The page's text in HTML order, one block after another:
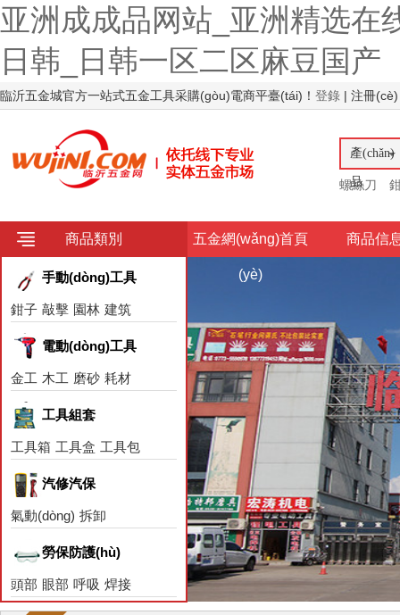
亚洲成成品网站_亚洲精选在
日韩_日韩一区二区麻豆国产
臨沂五金城官方一站式五金工具采購(gòu)電商平臺(tái)！ 登錄 | 注冊(cè)
產(chǎn)
品
螺絲刀
商品類別
手動(dòng)工具
鉗子 敲擊 園林 建筑
電動(dòng)工具
金工 木工 磨砂 耗材
工具組套
工具箱 工具盒 工具包
汽修汽保
氣動(dòng) 拆卸
勞保防護(hù)
頭部 眼部 呼吸 焊接
五金網(wǎng)首頁
(yè)
商品信